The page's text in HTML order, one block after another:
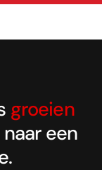
groeien
een